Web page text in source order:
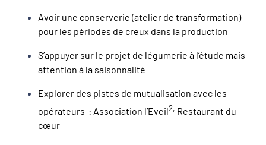
Avoir une conserverie (atelier de transformation)
pour les périodes de creux dans la production
S’appuyer sur le projet de légumerie à l’étude mais
attention à la saisonnalité
Explorer des pistes de mutualisation avec les
opérateurs : Association l’Eveil2, Restaurant du
cœur